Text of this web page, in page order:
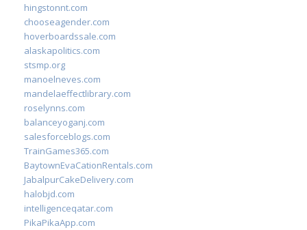
hingstonnt.com
chooseagender.com
hoverboardssale.com
alaskapolitics.com
stsmp.org
manoelneves.com
mandelaeffectlibrary.com
roselynns.com
balanceyoganj.com
salesforceblogs.com
TrainGames365.com
BaytownEvaCationRentals.com
JabalpurCakeDelivery.com
halobjd.com
intelligenceqatar.com
PikaPikaApp.com